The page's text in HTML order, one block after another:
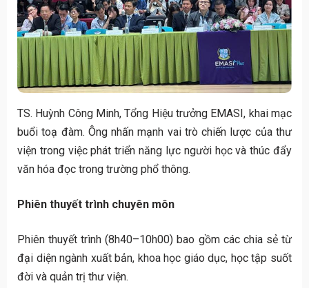
TS. Huỳnh Công Minh, Tổng Hiệu trưởng EMASI, khai mạc
buổi toạ đàm. Ông nhấn mạnh vai trò chiến lược của thư
viện trong việc phát triển năng lực người học và thúc đẩy
văn hóa đọc trong trường phổ thông.
Phiên thuyết trình chuyên môn
Phiên thuyết trình (8h40–10h00) bao gồm các chia sẻ từ
đại diện ngành xuất bản, khoa học giáo dục, học tập suốt
đời và quản trị thư viện.